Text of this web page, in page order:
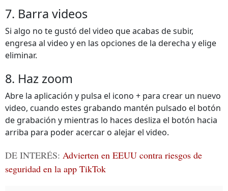
7. Barra videos
Si algo no te gustó del video que acabas de subir,
engresa al video y en las opciones de la derecha y elige
eliminar.
8. Haz zoom
Abre la aplicación y pulsa el icono + para crear un nuevo
video, cuando estes grabando mantén pulsado el botón
de grabación y mientras lo haces desliza el botón hacia
arriba para poder acercar o alejar el video.
DE INTERÉS: Advierten en EEUU contra riesgos de
seguridad en la app TikTok